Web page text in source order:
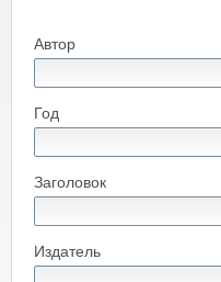
Автор
Год
Заголовок
Издатель